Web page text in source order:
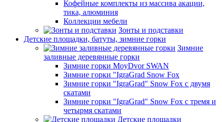
Кофейные комплекты из массива акации,
тика, алюминия
Коллекции мебели
Зонты и подставки
Детские площадки, батуты, зимние горки
Зимние
заливные деревянные горки
Зимние горки MoyDvor SWAN
Зимние горки "IgraGrad Snow Fox
Зимние горки "IgraGrad" Snow Fox с двумя
скатами
Зимние горки "IgraGrad" Snow Fox с тремя и
четырмя скатами
Детские площадки